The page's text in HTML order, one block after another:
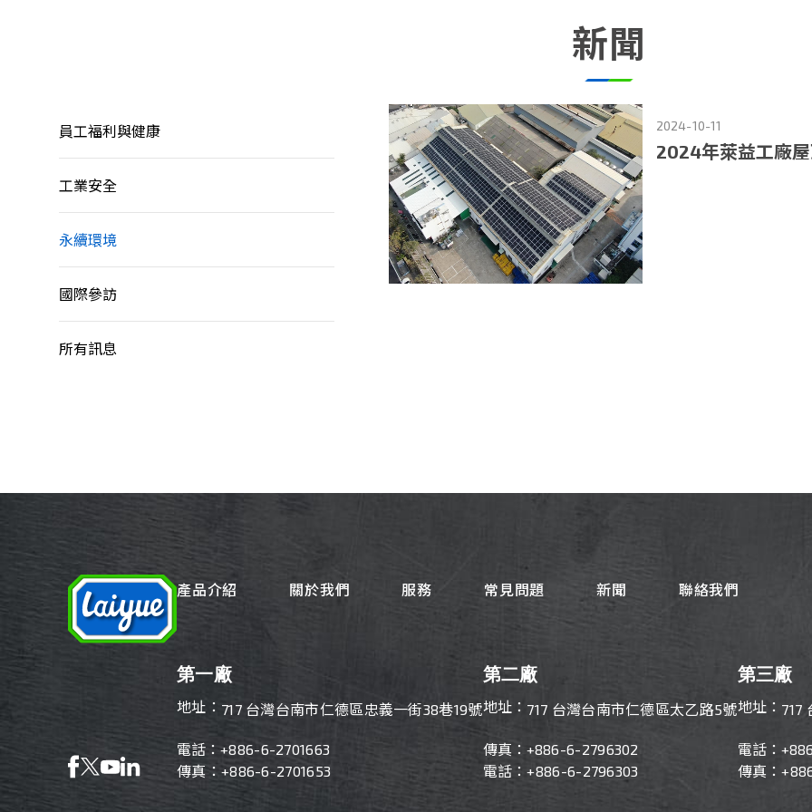
新聞
員工福利與健康
工業安全
永續環境
國際參訪
所有訊息
2024-10-11
2024年萊益工廠
產品介紹 關於我們 服務 常見問題 新聞 聯絡我們
第一廠
地址： 717 台灣台南市仁德區忠義一街38巷19號
電話： +886-6-2701663
傳真：+886-6-2701653
第二廠
地址： 717 台灣台南市仁德區太乙路5號
傳真： +886-6-2796302
電話：+886-6-2796303
第三廠
地址： 717
電話：
傳真：